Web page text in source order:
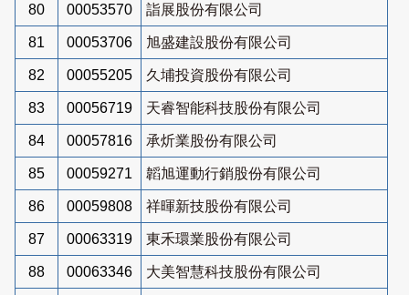
80 00053570 詣展股份有限公司
81 00053706 旭盛建設股份有限公司
82 00055205 久埔投資股份有限公司
83 00056719 天睿智能科技股份有限公司
84 00057816 承炘業股份有限公司
85 00059271 韜旭運動行銷股份有限公司
86 00059808 祥暉新技股份有限公司
87 00063319 東禾環業股份有限公司
88 00063346 大美智慧科技股份有限公司